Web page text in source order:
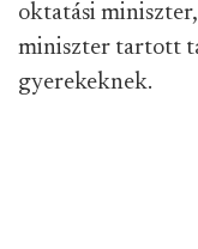
oktatási
miniszter tartott
gyerekeknek.